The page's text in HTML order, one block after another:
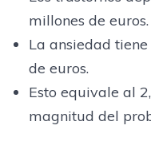
millones de euros.
La ansiedad
de euros.
Esto equivale al
magnitud del